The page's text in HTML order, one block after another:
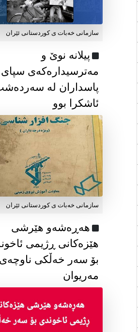
سازمانی خەبات ی كوردستانی ئێران
پیلانە نوێ و
مەترسیدارەکەی سپای
پاسداران لە
ئاشکرا بوو
سازمانی خەبات ی كوردستانی ئێران
هەڕەشەو هێرشی
هێزەکانی ڕژیمی
بۆ سەر خەڵکی
مەریوان